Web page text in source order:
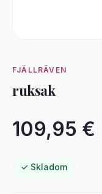
FJÄLLRÄVEN
ruksak
109,95 €
✓ Skladom